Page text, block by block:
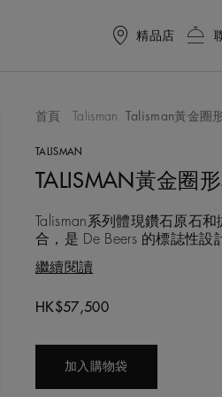
精品店
愛清單
首頁 Talisman Talisman黃金圈
TALISMAN
TALISMAN黃金圈
Talisman系列體現鑽石原石
合，是 De Beers 的標誌性設
圓形明亮式鑽石和玫瑰式切
工鑲嵌工藝精心鑲嵌。這種
繼續閱讀
Original price
HK$57,500
加入購物袋